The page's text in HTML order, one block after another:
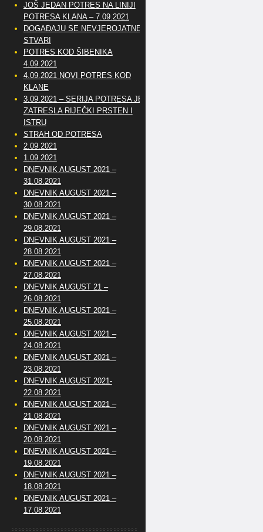
JOŠ JEDAN POTRES NA LINIJI
POTRESA KLANA – 7.09.2021
DOGAĐAJU SE NEVJEROJATNE
STVARI
POTRES KOD ŠIBENIKA
4.09.2021
4.09.2021 NOVI POTRES KOD
KLANE
3.09.2021 – SERIJA POTRESA JE
ZATRESLA RIJEČKI PRSTEN I
ISTRU
STRAH OD POTRESA
2.09.2021
1.09.2021
DNEVNIK AUGUST 2021 –
31.08.2021
DNEVNIK AUGUST 2021 –
30.08.2021
DNEVNIK AUGUST 2021 –
29.08.2021
DNEVNIK AUGUST 2021 –
28.08.2021
DNEVNIK AUGUST 2021 –
27.08.2021
DNEVNIK AUGUST 21 –
26.08.2021
DNEVNIK AUGUST 2021 –
25.08.2021
DNEVNIK AUGUST 2021 –
24.08.2021
DNEVNIK AUGUST 2021 –
23.08.2021
DNEVNIK AUGUST 2021-
22.08.2021
DNEVNIK AUGUST 2021 –
21.08.2021
DNEVNIK AUGUST 2021 –
20.08.2021
DNEVNIK AUGUST 2021 –
19.08.2021
DNEVNIK AUGUST 2021 –
18.08.2021
DNEVNIK AUGUST 2021 –
17.08.2021